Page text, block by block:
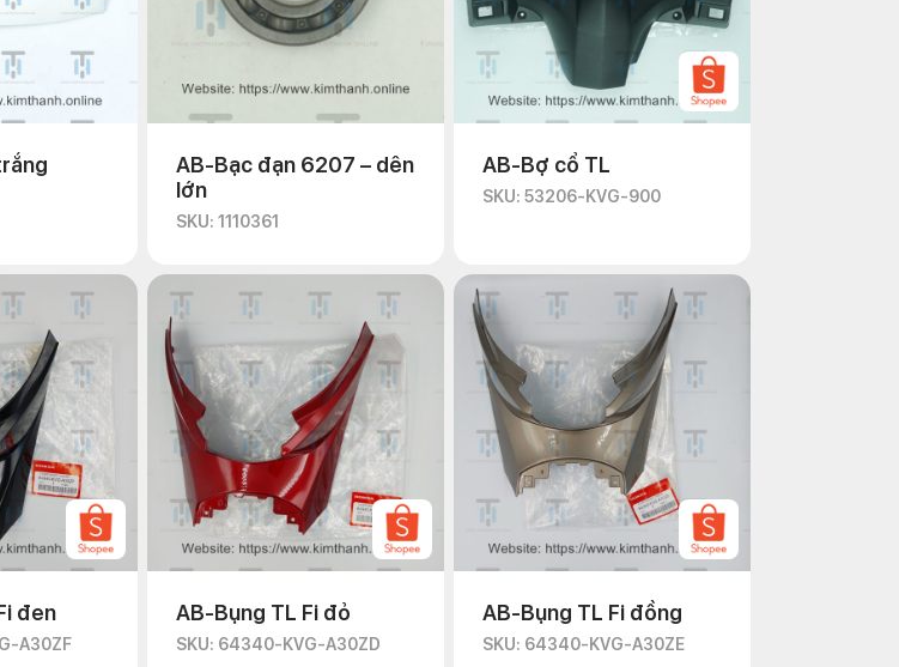
AB-Bạc đạn 6207 – dên
lớn
SKU: 1110361
AB-Bợ cổ TL
SKU: 53206-KVG-900
đen
A30ZF
AB-Bụng TL Fi đỏ
SKU: 64340-KVG-A30ZD
AB-Bụng TL Fi đồng
SKU: 64340-KVG-A30ZE